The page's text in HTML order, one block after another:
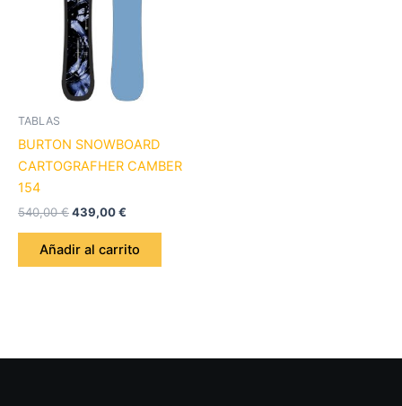
TABLAS
BURTON SNOWBOARD
CARTOGRAFHER CAMBER
154
540,00€439,00€
Añadir al carrito